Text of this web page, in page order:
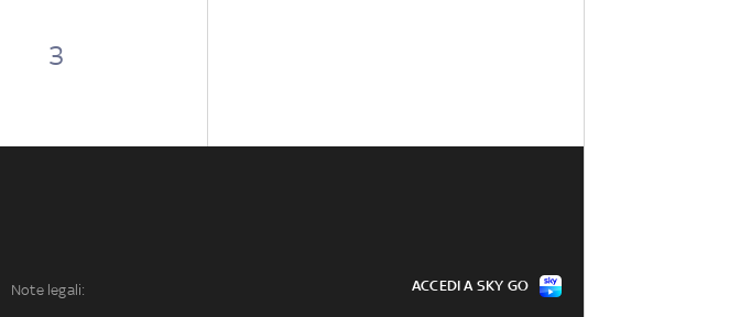
3
Note legali: ACCEDI A SKY GO